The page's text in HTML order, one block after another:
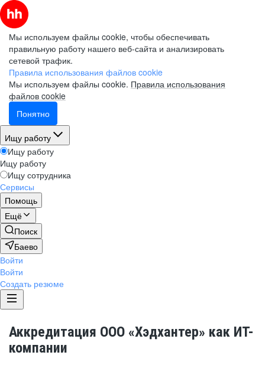
Мы используем файлы cookie, чтобы обеспечивать
правильную работу нашего веб-сайта и анализировать
сетевой трафик.
Правила использования файлов cookie
Мы используем файлы cookie. Правила использования
файлов cookie
Понятно
Ищу работу
Ищу работу
Ищу работу
Ищу сотрудника
Сервисы
Помощь
Ещё
Поиск
Баево
Войти
Войти
Создать резюме
Аккредитация ООО «Хэдхантер» как ИТ-
компании